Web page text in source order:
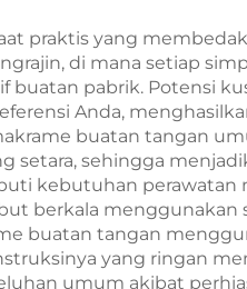
Perak Sterling
Anting-
Gantung
Ringan
Hutan
Finishing
Perak |
praktis yang
di mana setiap
pabrik. Potensi
Anda,
buatan tangan
sehingga
kebutuhan
berkala menggunakan
buatan tangan
yang ringan
umum akibat